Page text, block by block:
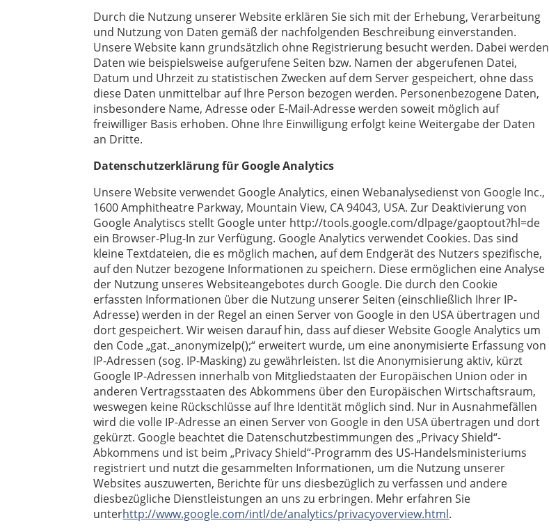
Durch die Nutzung unserer Website erklären Sie sich mit der Erhebung, Verarbeitung
und Nutzung von Daten gemäß der nachfolgenden Beschreibung einverstanden.
Unsere Website kann grundsätzlich ohne Registrierung besucht werden. Dabei werden
Daten wie beispielsweise aufgerufene Seiten bzw. Namen der abgerufenen Datei,
Datum und Uhrzeit zu statistischen Zwecken auf dem Server gespeichert, ohne dass
diese Daten unmittelbar auf Ihre Person bezogen werden. Personenbezogene Daten,
insbesondere Name, Adresse oder E-Mail-Adresse werden soweit möglich auf
freiwilliger Basis erhoben. Ohne Ihre Einwilligung erfolgt keine Weitergabe der Daten
an Dritte.
Datenschutzerklärung für Google Analytics
Unsere Website verwendet Google Analytics, einen Webanalysedienst von Google Inc.,
1600 Amphitheatre Parkway, Mountain View, CA 94043, USA. Zur Deaktivierung von
Google Analytiscs stellt Google unter http://tools.google.com/dlpage/gaoptout?hl=de
ein Browser-Plug-In zur Verfügung. Google Analytics verwendet Cookies. Das sind
kleine Textdateien, die es möglich machen, auf dem Endgerät des Nutzers spezifische,
auf den Nutzer bezogene Informationen zu speichern. Diese ermöglichen eine Analyse
der Nutzung unseres Websiteangebotes durch Google. Die durch den Cookie
erfassten Informationen über die Nutzung unserer Seiten (einschließlich Ihrer IP-
Adresse) werden in der Regel an einen Server von Google in den USA übertragen und
dort gespeichert. Wir weisen darauf hin, dass auf dieser Website Google Analytics um
den Code „gat._anonymizeIp();“ erweitert wurde, um eine anonymisierte Erfassung von
IP-Adressen (sog. IP-Masking) zu gewährleisten. Ist die Anonymisierung aktiv, kürzt
Google IP-Adressen innerhalb von Mitgliedstaaten der Europäischen Union oder in
anderen Vertragsstaaten des Abkommens über den Europäischen Wirtschaftsraum,
weswegen keine Rückschlüsse auf Ihre Identität möglich sind. Nur in Ausnahmefällen
wird die volle IP-Adresse an einen Server von Google in den USA übertragen und dort
gekürzt. Google beachtet die Datenschutzbestimmungen des „Privacy Shield“-
Abkommens und ist beim „Privacy Shield“-Programm des US-Handelsministeriums
registriert und nutzt die gesammelten Informationen, um die Nutzung unserer
Websites auszuwerten, Berichte für uns diesbezüglich zu verfassen und andere
diesbezügliche Dienstleistungen an uns zu erbringen. Mehr erfahren Sie
unterhttp://www.google.com/intl/de/analytics/privacyoverview.html.